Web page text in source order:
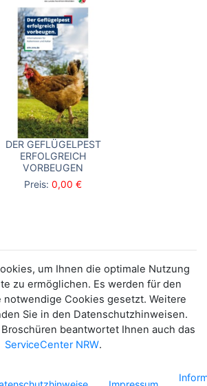
DER GEFLÜGELPEST
ERFOLGREICH
VORBEUGEN
Preis: 0,00 €
um Ihnen die optimale Nutzung
zu ermöglichen. Es werden für den
notwendige Cookies gesetzt. Weitere
Sie in den Datenschutzhinweisen.
beantwortet Ihnen auch das
ServiceCenter NRW.